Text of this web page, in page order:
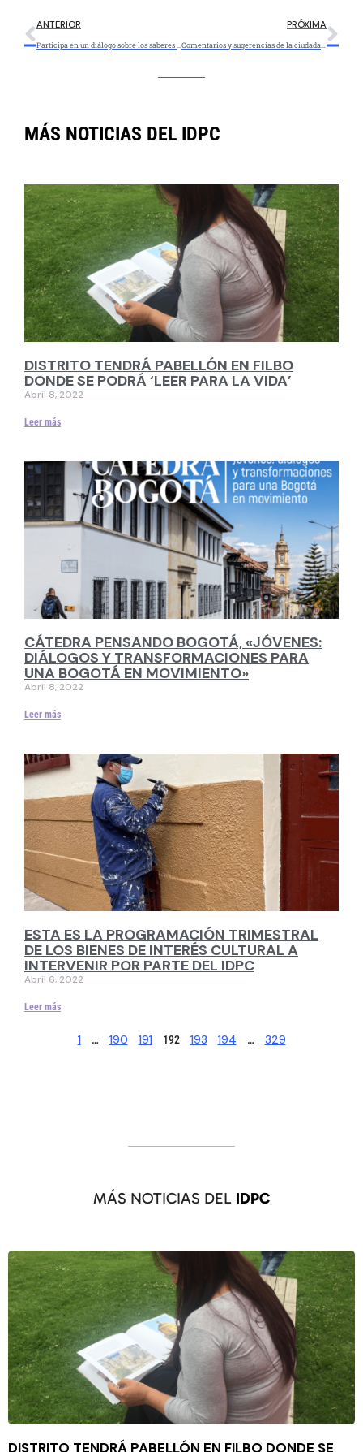
ANTERIOR PRÓXIMA
MÁS NOTICIAS DEL IDPC
DISTRITO TENDRÁ PABELLÓN EN FILBO
DONDE SE PODRÁ ‘LEER PARA LA VIDA’
Abril 8, 2022
Leer más
CÁTEDRA PENSANDO BOGOTÁ, «JÓVENES:
DIÁLOGOS Y TRANSFORMACIONES PARA
UNA BOGOTÁ EN MOVIMIENTO»
Abril 8, 2022
Leer más
ESTA ES LA PROGRAMACIÓN TRIMESTRAL
DE LOS BIENES DE INTERÉS CULTURAL A
INTERVENIR POR PARTE DEL IDPC
Abril 6, 2022
Leer más
1 … 190 191 192 193 194 … 329
MÁS NOTICIAS DEL IDPC
DISTRITO TENDRÁ PABELLÓN EN FILBO DONDE SE